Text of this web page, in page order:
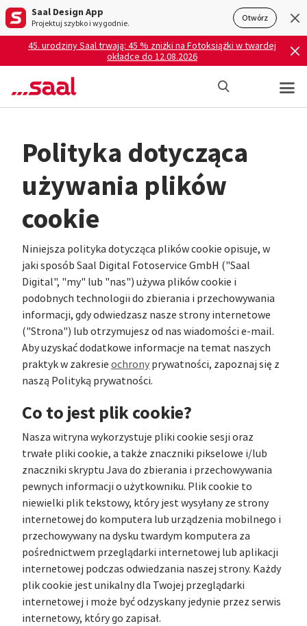
Saal Design App
Projektuj szybko i wygodnie. Otwórz
45. urodziny Saal trwają: 45 % zniżki na Fotoksiążki w twardej
okładce do 12.08.2026
Polityka dotycząca
używania plików
cookie
Niniejsza polityka dotycząca plików cookie opisuje, w
jaki sposób Saal Digital Fotoservice GmbH ("Saal
Digital", "my" lub "nas") używa plików cookie i
podobnych technologii do zbierania i przechowywania
informacji, gdy odwiedzasz nasze strony internetowe
("Strona") lub otrzymujesz od nas wiadomości e-mail.
Aby uzyskać dodatkowe informacje na temat naszych
praktyk w zakresie ochrony prywatności, zapoznaj się z
naszą Polityką prywatności.
Co to jest plik cookie?
Nasza witryna wykorzystuje pliki cookie sesji oraz
trwałe pliki cookie, a także znaczniki pikselowe i/lub
znaczniki skryptu Java do zbierania i przechowywania
pewnych informacji o użytkowniku. Plik cookie to
niewielki plik tekstowy, który jest wysyłany ze strony
internetowej do komputera lub urządzenia mobilnego i
przechowywany na dysku twardym komputera za
pośrednictwem przeglądarki internetowej lub aplikacji
internetowej podczas odwiedzania naszej strony. Każdy
plik cookie jest unikalny dla Twojej przeglądarki
internetowej i może być odzyskany jedynie przez serwis
internetowy, który go zapisał.